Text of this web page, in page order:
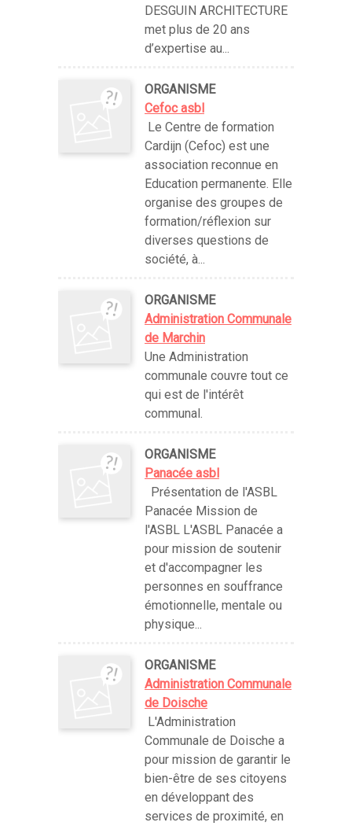
DESGUIN ARCHITECTURE
met plus de 20 ans
d’expertise au...
ORGANISME
Cefoc asbl
Le Centre de formation
Cardijn (Cefoc) est une
association reconnue en
Education permanente. Elle
organise des groupes de
formation/réflexion sur
diverses questions de
société, à...
ORGANISME
Administration Communale
de Marchin
Une Administration
communale couvre tout ce
qui est de l'intérêt
communal.
ORGANISME
Panacée asbl
Présentation de l'ASBL
Panacée Mission de
l'ASBL L'ASBL Panacée a
pour mission de soutenir
et d'accompagner les
personnes en souffrance
émotionnelle, mentale ou
physique...
ORGANISME
Administration Communale
de Doische
L'Administration
Communale de Doische a
pour mission de garantir le
bien-être de ses citoyens
en développant des
services de proximité, en